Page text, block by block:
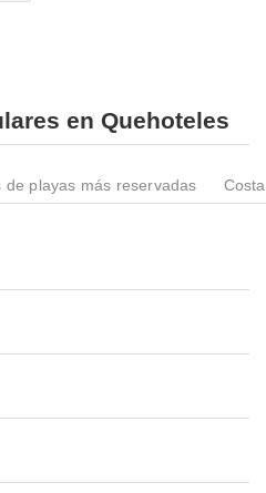
en Quehoteles
de playas más reservadas